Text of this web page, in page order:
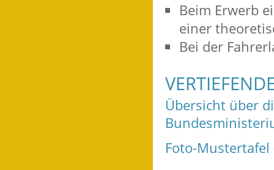
Beim Erwerb
einer
Bei der
Übersicht über
Foto-